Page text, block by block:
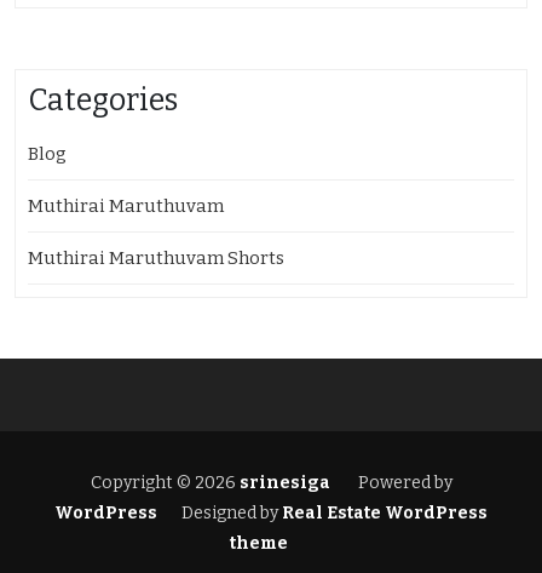
Categories
Blog
Muthirai Maruthuvam
Muthirai Maruthuvam Shorts
Copyright © 2026 srinesiga
Powered by
WordPress
Designed byReal Estate WordPress
theme